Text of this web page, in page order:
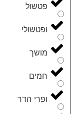
פטשול
ופטשולי
מושך
חמים
ופרי הדר